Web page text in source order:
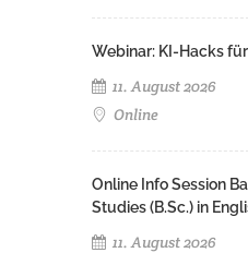
Webinar: KI-Hacks
11. August 2026
Online
Online Info Session
Studies (B.Sc.) in
11. August 2026